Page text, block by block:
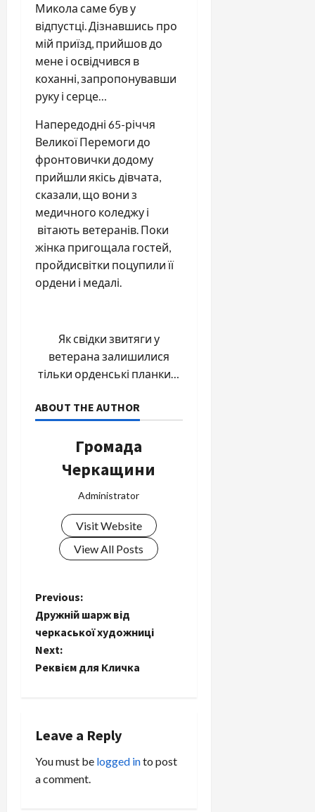
Микола саме був у
відпустці. Дізнавшись про
мій приїзд, прийшов до
мене і освідчився в
коханні, запропонувавши
руку і серце…
Напередодні 65-річчя
Великої Перемоги до
фронтовички додому
прийшли якісь дівчата,
сказали, що вони з
медичного коледжу і
вітають ветеранів. Поки
жінка пригощала гостей,
пройдисвітки поцупили її
ордени і медалі.
Як свідки звитяги у
ветерана залишилися
тільки орденські планки…
ABOUT THE AUTHOR
Громада
Черкащини
Administrator
Visit Website
View All Posts
P
o
s
v
Previous:
Дружній шарж від
черкаської художниці
Next:
Реквієм для Кличка
Leave a Reply
You must be logged into post
a comment.